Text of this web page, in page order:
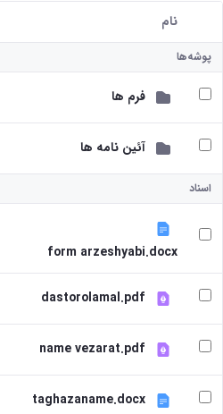
شاهد
و
آموزشی
به
درخواست
دانشجویان
ایثارگر
درخواست
راهنمایی
کاربر انتخاب شده
نام
پوشه‌ها
فرم ها
آئین نامه ها
اسناد
form arzeshyabi.docx
dastorolamal.pdf
name vezarat.pdf
taghazaname.docx